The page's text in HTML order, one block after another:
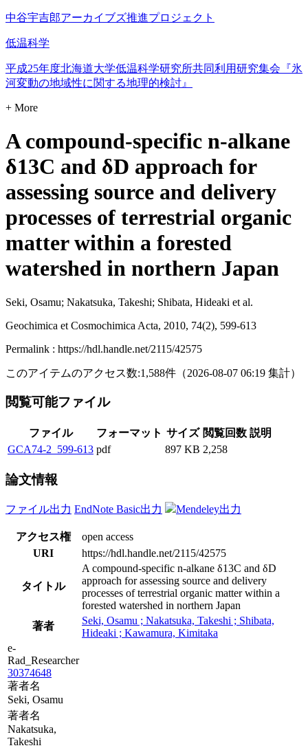
中谷宇吉郎アーカイブズ推進プロジェクト
低温科学
平成25年度北海道大学低温科学研究所共同利用研究集会『氷
河変動の地域性に関する地理的検討』
+ More
A compound-specific n-alkane
δ13C and δD approach for
assessing source and delivery
processes of terrestrial organic
matter within a forested
watershed in northern Japan
Seki, Osamu; Nakatsuka, Takeshi; Shibata, Hideaki et al.
Geochimica et Cosmochimica Acta, 2010, 74(2), 599-613
Permalink : https://hdl.handle.net/2115/42575
このアイテムのアクセス数:1,588件 （2026-08-07 06:19 集計）
閲覧可能ファイル
ファイル フォーマット サイズ 閲覧回数 説明
GCA74-2_599-613 pdf 897 KB 2,258
論文情報
ファイル出力 EndNote Basic出力 Mendeley出力
アクセス権
open access
URI
https://hdl.handle.net/2115/42575
タイトル
A compound-specific n-alkane δ13C and δD
approach for assessing source and delivery
processes of terrestrial organic matter within a
forested watershed in northern Japan
著者
Seki, Osamu ; Nakatsuka, Takeshi ; Shibata,
Hideaki ; Kawamura, Kimitaka
e-
Rad_Researcher
30374648
著者名
Seki, Osamu
著者名
Nakatsuka,
Takeshi